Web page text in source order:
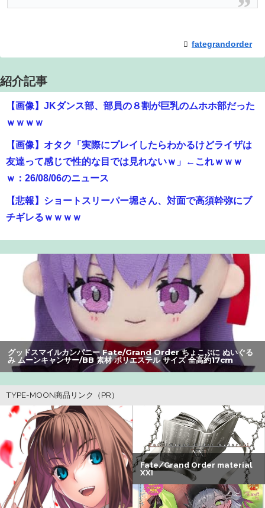
fategrandorder
紹介記事
【画像】JKダンス部、部員の８割が巨乳のムホホ部だった
ｗｗｗｗ
【画像】オタク「実際にプレイしたらわかるけどライザは
友達って感じで性的な目では見れないｗ」←これｗｗｗ
ｗ：26/08/06のニュース
【悲報】ショートスリーパー堀さん、対面で高須幹弥にブ
チギレるｗｗｗｗ
【爆笑】最近のオスガキ、名前がダサすぎるｗｗｗｗ ：
26/08/05のニュース
【画像】漫画家・桂正和、最新のパンツ＆お尻のイラスト
投稿にネット衝撃「この質感の出し方」「実写かと思いま
【画像】美人すぎる女医、ガチで見つかる。めちゃくちゃ
いいべｗｗｗｗ ：26/08/04のニュース
みいちゃん、セコカンになる
【朗報】アマガミの棚町薫さん、最新絵でめっちゃ可愛く
なる：26/08/03のニュース
ホリエモン「面接でさ、納豆パックの薄いフィルムって何
のために入っていの？って聞くわけ」
【悲報】Z世代の身長低下の理由、ついに判明かｗｗｗｗ：
26/08/02のニュース
グッドスマイルカンパニー Fate/Grand Order ちょこぷに ぬいぐる
み ムーンキャンサー/BB 素材 ポリエステル サイズ 全高約17cm